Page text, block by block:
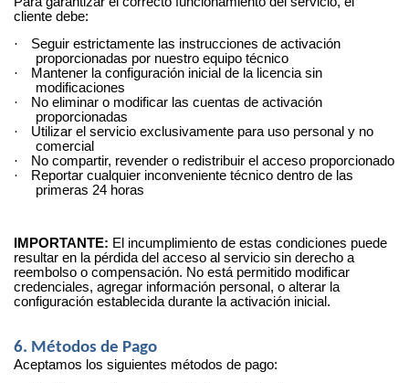
cliente debe:
·
Seguir estrictamente las instrucciones de activación
proporcionadas por nuestro equipo técnico
·
Mantener la configuración inicial de la licencia sin
modificaciones
·
No eliminar o modificar las cuentas de activación
proporcionadas
·
Utilizar el servicio exclusivamente para uso personal y no
comercial
·
No compartir, revender o redistribuir el acceso proporcionado
·
Reportar cualquier inconveniente técnico dentro de las
primeras 24 horas
IMPORTANTE: El incumplimiento de estas condiciones puede
resultar en la pérdida del acceso al servicio sin derecho a
reembolso o compensación. No está permitido modificar
credenciales, agregar información personal, o alterar la
configuración establecida durante la activación inicial.
6. Métodos de Pago
Aceptamos los siguientes métodos de pago: